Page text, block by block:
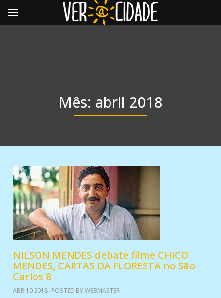
Mês: abril 2018
NILSON MENDES debate filme CHICO
MENDES, CARTAS DA FLORESTA no São
Carlos 8
ABR 10 2018- POSTED BY WEBMASTER